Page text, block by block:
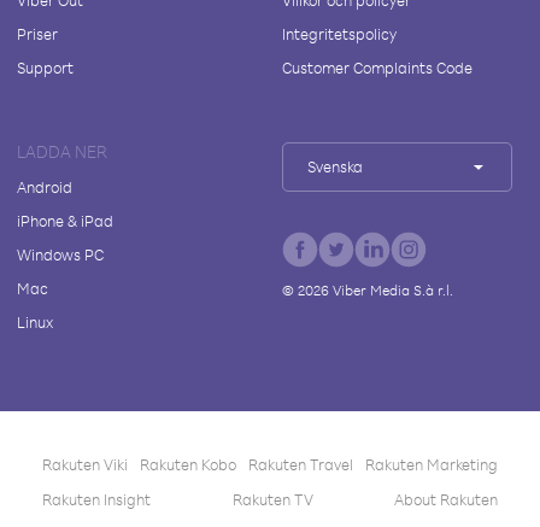
Priser
Support
Integritetspolicy
Customer Complaints Code
LADDA NER
Android
iPhone & iPad
Windows PC
Mac
Linux
Svenska
© 2026Viber Media S.à r.l.
Rakuten Viki Rakuten Kobo Rakuten Travel
Rakuten Marketing
Rakuten Insight
Rakuten TV About Rakuten